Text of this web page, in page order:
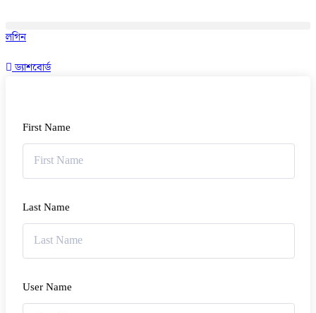
লগিন
ড্যাশবোর্ড
First Name
Last Name
User Name